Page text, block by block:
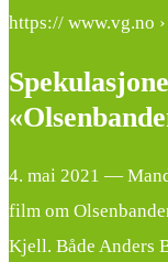
https:// www.vg.no
4. mai 2021 —
film om
Kjell. Både Anders